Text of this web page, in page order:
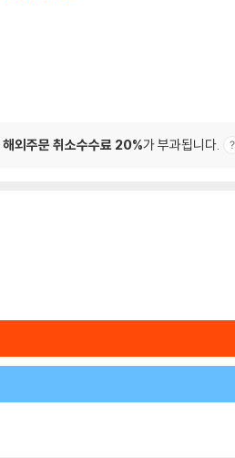
해외주문 취소수수료 20%가 부과됩니다.